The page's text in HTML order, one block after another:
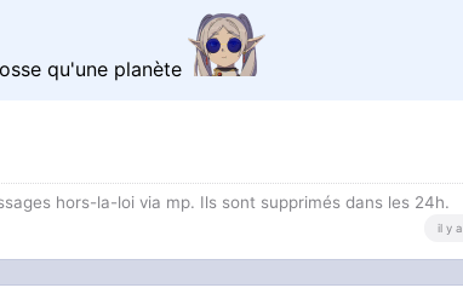
qu'une planète
hors-la-loi via mp. Ils sont supprimés dans les 24h.
il y